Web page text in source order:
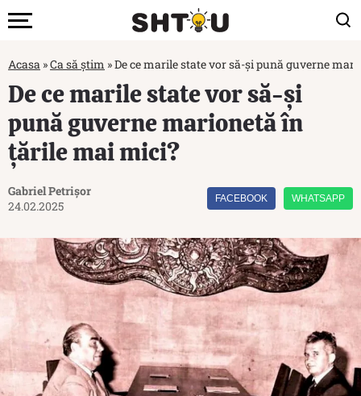
Acasa »Ca să știm »De ce marile state vor să-și pună guverne
De ce marile state vor să-și
pună guverne marionetă în
țările mai mici?
Gabriel Petrișor
24.02.2025
FACEBOOK WHATSAPP